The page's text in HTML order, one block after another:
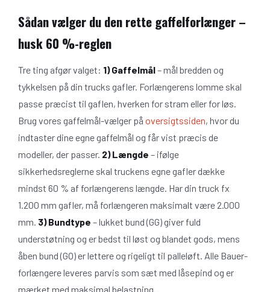
Sådan vælger du den rette gaffelforlænger –
husk 60 %-reglen
Tre ting afgør valget: 1) Gaffelmål– mål bredden og
tykkelsen på din trucks gafler. Forlængerens lomme skal
passe præcist til gaflen, hverken for stram eller for løs.
Brug vores gaffelmål-vælger på oversigtssiden, hvor du
indtaster dine egne gaffelmål og får vist præcis de
modeller, der passer. 2) Længde – ifølge
sikkerhedsreglerne skal truckens egne gafler dække
mindst 60 % af forlængerens længde. Har din truck fx
1.200 mm gafler, må forlængeren maksimalt være 2.000
mm. 3) Bundtype – lukket bund (GG) giver fuld
understøtning og er bedst til løst og blandet gods, mens
åben bund (GO) er lettere og rigeligt til palleløft. Alle Bauer-
forlængere leveres parvis som sæt med låsepind og er
mærket med maksimal belastning.